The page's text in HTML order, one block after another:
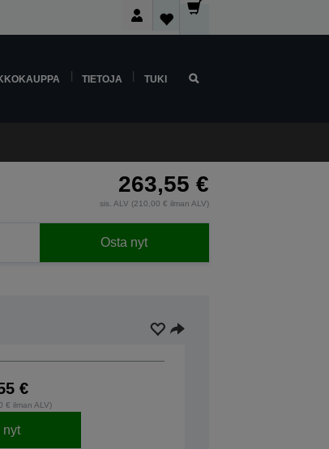
TIETOJA TUKI
263,55 €
sis. ALV (210,00 € ilman ALV)
Osta nyt
€
€ ilman ALV)
nyt